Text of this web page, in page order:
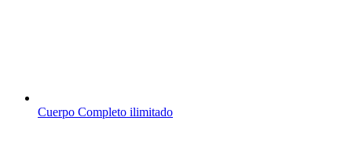
Cuerpo Completo ilimitado